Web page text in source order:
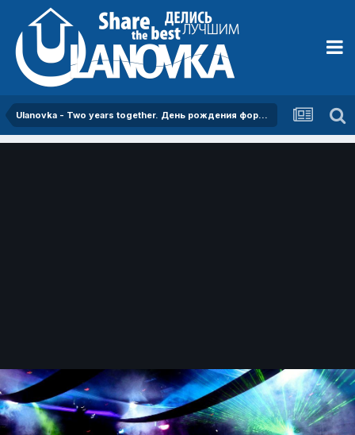
Ulanovka - Two years together. День рождения форума